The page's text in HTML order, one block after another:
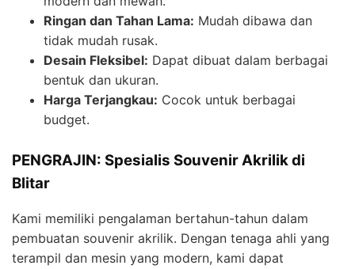
Ringan dan Tahan Lama: Mudah dibawa dan
tidak mudah rusak.
Desain Fleksibel: Dapat dibuat dalam berbagai
bentuk dan ukuran.
Harga Terjangkau: Cocok untuk berbagai
budget.
PENGRAJIN: Spesialis Souvenir Akrilik di
Blitar
Kami memiliki pengalaman bertahun-tahun dalam
pembuatan souvenir akrilik. Dengan tenaga ahli yang
terampil dan mesin yang modern, kami dapat